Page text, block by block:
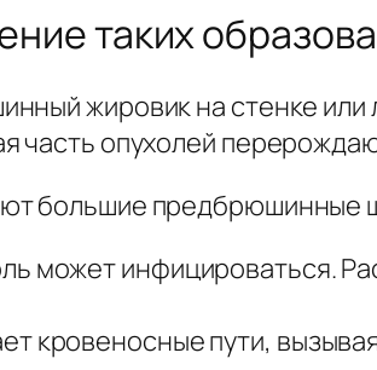
таких
жировик на стенке
часть опухолей
большие предбрюшинные
может инфицироваться.
кровеносные пути,